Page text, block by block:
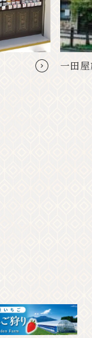
一田